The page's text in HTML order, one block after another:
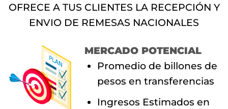
OFRECE A TUS CLIENTES LA RECEPCIÓN Y
ENVIO DE REMESAS NACIONALES
MERCADO POTENCIAL
Promedio de billones de
pesos en transferencias
Ingresos Estimados en